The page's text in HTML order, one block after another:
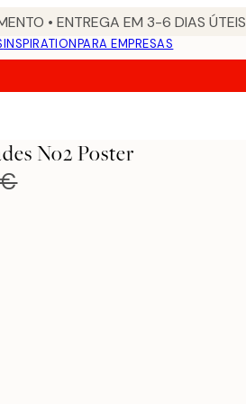
• ENTREGA EM 3-6 DIAS ÚTEIS
INSPIRATIONPARA EMPRESAS
No2 Poster